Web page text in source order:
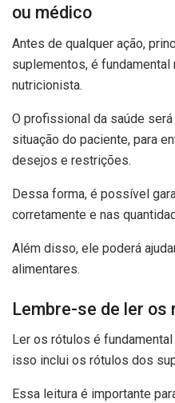
ou médico
Antes de qualquer ação,
suplementos, é
nutricionista.
O profissional da saúde
situação do paciente, para
desejos e restrições.
Dessa forma, é possível
corretamente e nas
Além disso, ele poderá
alimentares.
Lembre-se de ler
Ler os rótulos é
isso inclui os rótulos dos
Essa leitura é importante